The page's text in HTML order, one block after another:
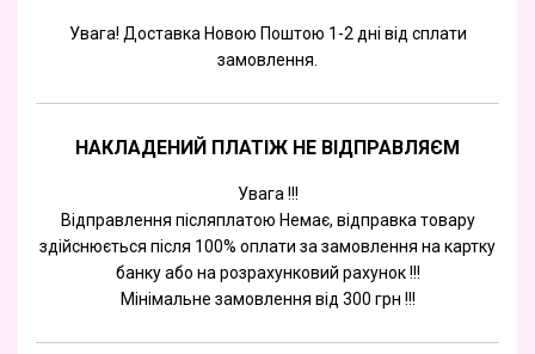
Увага! Доставка Новою Поштою 1-2 дні від сплати
замовлення.
НАКЛАДЕНИЙ ПЛАТІЖ НЕ ВІДПРАВЛЯЄМ
Увага !!!
Відправлення післяплатою Немає, відправка товару
здійснюється після 100% оплати за замовлення на картку
банку або на розрахунковий рахунок !!!
Мінімальне замовлення від 300 грн !!!